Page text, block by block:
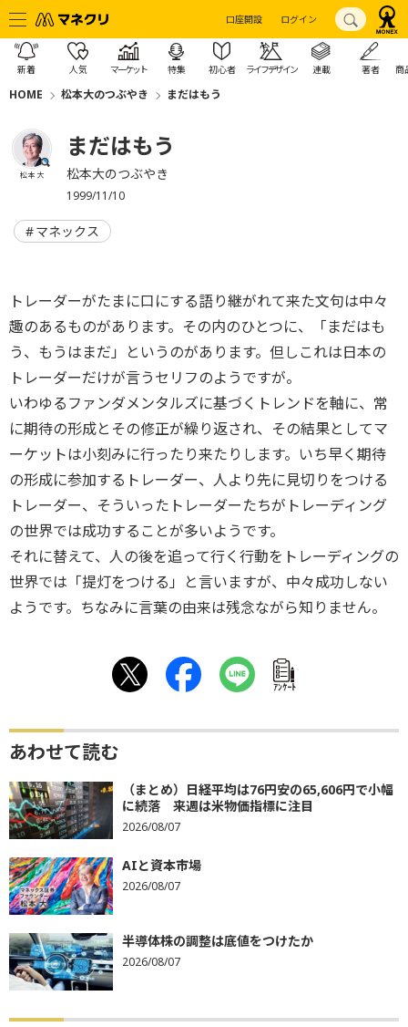
口座開設 ログイン
新着 人気 マーケット 特集 初心者 ライフデザイン 連載 著者 商
HOME 松本大のつぶやき まだはもう
松本 大
まだはもう
松本大のつぶやき
1999/11/10
マネックス
トレーダーがたまに口にする語り継がれて来た文句は中々
趣のあるものがあります。その内のひとつに、「まだはも
う、もうはまだ」というのがあります。但しこれは日本の
トレーダーだけが言うセリフのようですが。
いわゆるファンダメンタルズに基づくトレンドを軸に、常
に期待の形成とその修正が繰り返され、その結果としてマ
ーケットは小刻みに行ったり来たりします。いち早く期待
の形成に参加するトレーダー、人より先に見切りをつける
トレーダー、そういったトレーダーたちがトレーディング
の世界では成功することが多いようです。
それに替えて、人の後を追って行く行動をトレーディングの
世界では「提灯をつける」と言いますが、中々成功しない
ようです。ちなみに言葉の由来は残念ながら知りません。
ｱﾝｹｰﾄ
あわせて読む
（まとめ）日経平均は76円安の65,606円で小幅
に続落 来週は米物価指標に注目
2026/08/07
AIと資本市場
2026/08/07
半導体株の調整は底値をつけたか
2026/08/07